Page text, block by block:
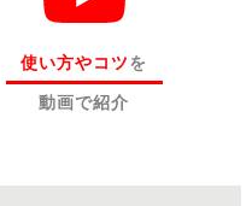
使い方やコツを
動画で紹介